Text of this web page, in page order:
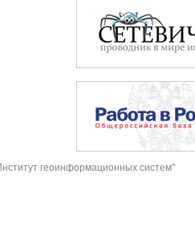
геоинформационных систем"